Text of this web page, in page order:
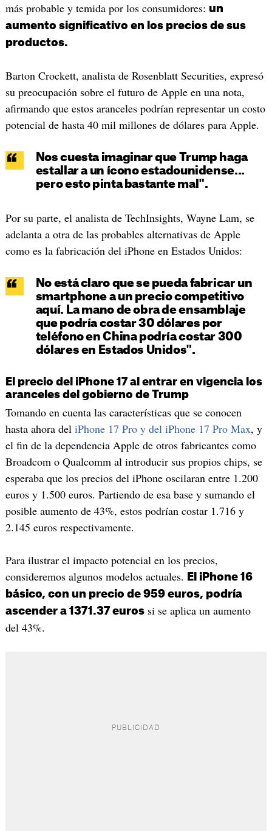
más probable y temida por los consumidores: un
aumento significativo en los precios de sus
productos.
Barton Crockett, analista de Rosenblatt Securities, expresó
su preocupación sobre el futuro de Apple en una nota,
afirmando que estos aranceles podrían representar un costo
potencial de hasta 40 mil millones de dólares para Apple.
Nos cuesta imaginar que Trump haga
estallar a un ícono estadounidense...
pero esto pinta bastante mal".
Por su parte, el analista de TechInsights, Wayne Lam, se
adelanta a otra de las probables alternativas de Apple
como es la fabricación del iPhone en Estados Unidos:
No está claro que se pueda fabricar un
smartphone a un precio competitivo
aquí. La mano de obra de ensamblaje
que podría costar 30 dólares por
teléfono en China podría costar 300
dólares en Estados Unidos".
El precio del iPhone 17 al entrar en vigencia los
aranceles del gobierno de Trump
Tomando en cuenta las características que se conocen
hasta ahora del iPhone 17 Pro y del iPhone 17 Pro Max, y
el fin de la dependencia Apple de otros fabricantes como
Broadcom o Qualcomm al introducir sus propios chips, se
esperaba que los precios del iPhone oscilaran entre 1.200
euros y 1.500 euros. Partiendo de esa base y sumando el
posible aumento de 43%, estos podrían costar 1.716 y
2.145 euros respectivamente.
Para ilustrar el impacto potencial en los precios,
consideremos algunos modelos actuales.
El iPhone 16
básico, con un precio de 959 euros, podría
ascender a 1371.37 eurossi se aplica un aumento
del 43%.